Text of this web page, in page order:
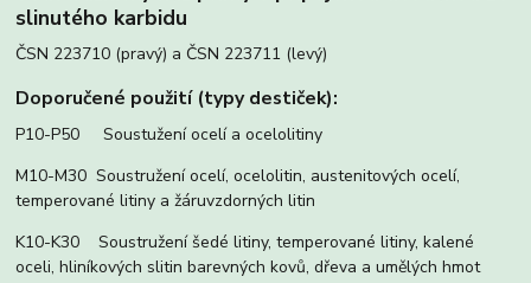
slinutého karbidu
ČSN 223710 (pravý) a ČSN 223711 (levý)
Doporučené použití (typy destiček):
P10-P50 Soustužení ocelí a ocelolitiny
M10-M30 Soustružení ocelí, ocelolitin, austenitových ocelí,
temperované litiny a žáruvzdorných litin
K10-K30 Soustružení šedé litiny, temperované litiny, kalené
oceli, hliníkových slitin barevných kovů, dřeva a umělých hmot